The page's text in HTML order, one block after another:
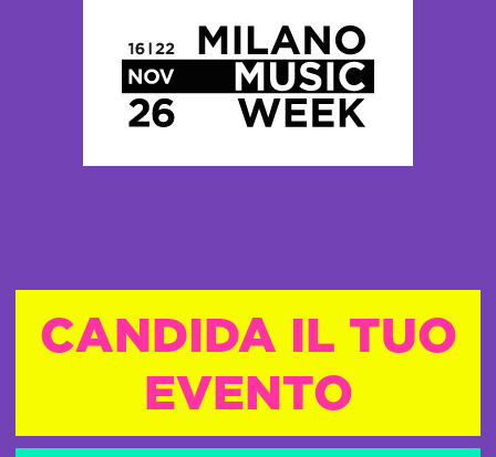
CANDIDA IL TUO
EVENTO